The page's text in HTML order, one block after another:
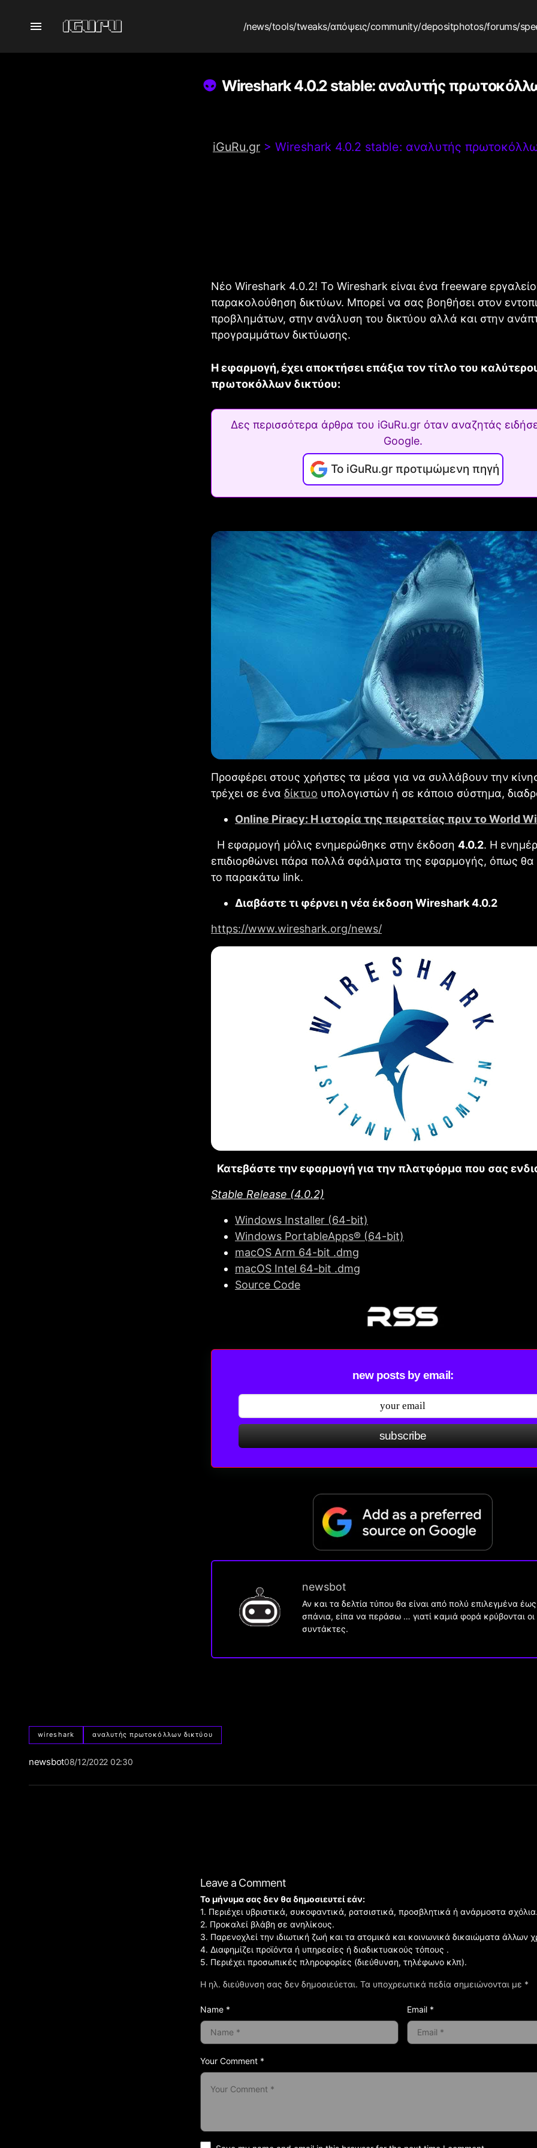
/news/tools/tweaks/απόψεις/community/depositphotos/forums/
Wireshark 4.0.2 stable: αναλυτής
iGuRu.gr > Wireshark 4.0.2 stable: αναλυτής
Νέο Wireshark 4.0.2! Το Wireshark είναι ένα freeware εργαλείο
παρακολούθηση δικτύων. Μπορεί να σας βοηθήσει στον
προβλημάτων, στην ανάλυση του δικτύου αλλά και στην
προγραμμάτων δικτύωσης.
Η εφαρμογή, έχει αποκτήσει επάξια τον τίτλο του
πρωτοκόλλων δικτύου:
Δες περισσότερα άρθρα του iGuRu.gr όταν αναζητάς
Google.
Το iGuRu.gr προτιμώμενη πηγή
Προσφέρει στους χρήστες τα μέσα για να συλλάβουν την
τρέχει σε ένα δίκτυο υπολογιστών ή σε κάποιο σύστημα,
Online Piracy: Η ιστορία της πειρατείας πριν το World
Η εφαρμογή μόλις ενημερώθηκε στην έκδοση 4.0.2. Η
επιδιορθώνει πάρα πολλά σφάλματα της εφαρμογής, όπως θα
το παρακάτω link.
Διαβάστε τι φέρνει η νέα έκδοση Wireshark 4.0.2
https://www.wireshark.org/news/
Κατεβάστε την εφαρμογή για την πλατφόρμα που σας
Stable Release (4.0.2)
Windows Installer (64-bit)
Windows PortableApps® (64-bit)
macOS Arm 64-bit .dmg
macOS Intel 64-bit .dmg
Source Code
new posts by email:
subscribe
newsbot
Αν και τα δελτία τύπου θα είναι από πολύ επιλεγμένα
σπάνια, είπα να περάσω … γιατί καμιά φορά κρύβονται οι
συντάκτες.
wireshark αναλυτής πρωτοκόλλων δικτύου
newsbot08/12/2022 02:30
Leave a Comment
Η ηλ. διεύθυνση σας δεν δημοσιεύεται. Τα υποχρεωτικά πεδία σημειώνονται με *
Your Comment *
Το μήνυμα σας δεν θα δημοσιευτεί εάν:
1. Περιέχει υβριστικά, συκοφαντικά, ρατσιστικά, προσβλητικά ή ανάρμοστα
2. Προκαλεί βλάβη σε ανηλίκους.
3. Παρενοχλεί την ιδιωτική ζωή και τα ατομικά και κοινωνικά δικαιώματα άλλων
4. Διαφημίζει προϊόντα ή υπηρεσίες ή διαδικτυακούς τόπους .
5. Περιέχει προσωπικές πληροφορίες (διεύθυνση, τηλέφωνο κλπ).
Name * Email *